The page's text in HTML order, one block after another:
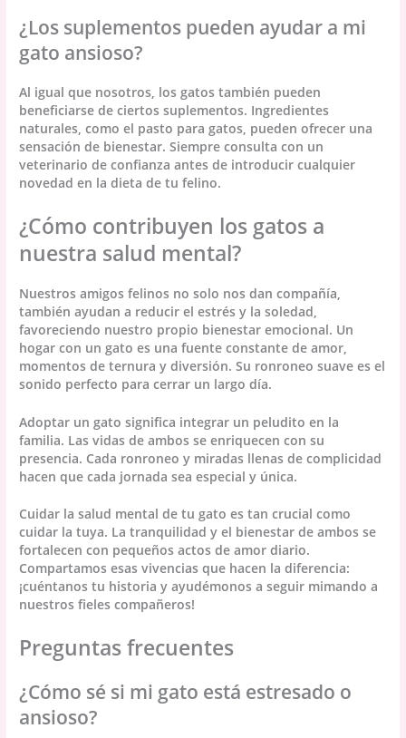
¿Los suplementos pueden ayudar a mi
gato ansioso?
Al igual que nosotros, los gatos también pueden
beneficiarse de ciertos suplementos. Ingredientes
naturales, como el pasto para gatos, pueden ofrecer una
sensación de bienestar. Siempre consulta con un
veterinario de confianza antes de introducir cualquier
novedad en la dieta de tu felino.
¿Cómo contribuyen los gatos a
nuestra salud mental?
Nuestros amigos felinos no solo nos dan compañía,
también ayudan a reducir el estrés y la soledad,
favoreciendo nuestro propio bienestar emocional. Un
hogar con un gato es una fuente constante de amor,
momentos de ternura y diversión. Su ronroneo suave es el
sonido perfecto para cerrar un largo día.
Adoptar un gato significa integrar un peludito en la
familia. Las vidas de ambos se enriquecen con su
presencia. Cada ronroneo y miradas llenas de complicidad
hacen que cada jornada sea especial y única.
Cuidar la salud mental de tu gato es tan crucial como
cuidar la tuya. La tranquilidad y el bienestar de ambos se
fortalecen con pequeños actos de amor diario.
Compartamos esas vivencias que hacen la diferencia:
¡cuéntanos tu historia y ayudémonos a seguir mimando a
nuestros fieles compañeros!
Preguntas frecuentes
¿Cómo sé si mi gato está estresado o
ansioso?